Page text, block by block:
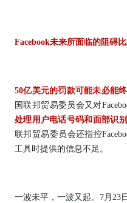
Facebook未来所面临的阻碍
50亿美元的罚款可能未必能
国联邦贸易委员会又对
处理用户电话号码和面部识
联邦贸易委员会还指控
工具时提供的信息不足。
一波未平，一波又起。7月23